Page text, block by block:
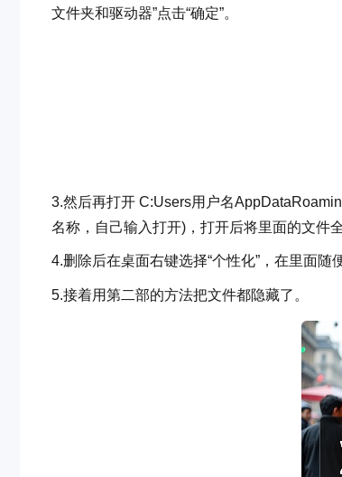
文件夹和驱动器”点击“确定”。
3.然后再打开 C:Users用户名
名称，自己输入打开)，打开后将里面的文件全
4.删除后在桌面右键选择“个性化”，在里面随
5.接着用第二部的方法把文件都隐藏了。